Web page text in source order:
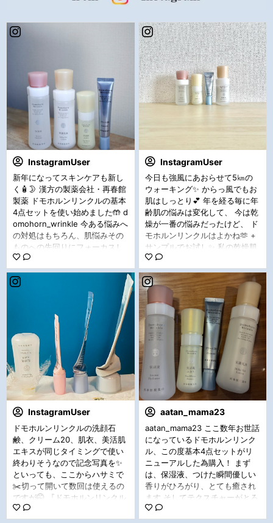
InstagramUser
新年になってスキンケアも新し
く🧴🌛 漢方の製薬会社・再春館
製薬 ドモホルンリンクルの基本
4点セットを使い始めました🤲 d
omohorn_wrinkle 今ある悩みへ
の対処はもちろん、肌悩みその
ものへの先回りにフォーカスし
て、肌体力を鍛える、ブランド
の根幹となる4ステップが12月1
8日にリニューアルされてさら
にパワーアップしたみたいなん
クスチャーがとっても良くて肌
馴染みが抜群◎ベタつかないの
にしっとりした使い心地。 クリ
ーム20は特に好きだった！ ハリ
が気になる人にはおすすめ！ 年
末年始でいつもより食べ過ぎた
り、夜更かししていたけど心強
かったよ！ むしろメイクのりも
良かった気が...💭 年齢とともに
きてスキンケア迷子だったの
で、同じようなお悩みの方は一
度お試ししてほしいです🫶 #PR
#ドモホルンリンクル #再春館製
薬所 #スキンケア #エイジング
ケア #コスメ #化粧水 #美容液
#クリーム #ドモ活 #新ドモ #リ
ニューアル
InstagramUser
今日も強風にあおらせて5㎞の
ウォーキング✨ からっ風でもお
肌はしっとり💕 年を経る毎に年
齢肌の悩みは変化して、 今は乾
燥が一番の悩みだったけど、 ド
モホルンリンクルはよかね🫶 +
サンプルでお試し✨ 私の乾燥肌
にぴったりで一日中しっとり🤭
肌トーンも上がった気がする☝️
+ 朝は仕事でお手当てが難しい
ので、 まずはハーフセットで夜
に集中🌙 + #プロモーション #
ドモ活 #ドモホルンリンクル #
はじめてのドモホルンリンクル
InstagramUser
ドモホルンリンクルの洗顔石
鹸、クリーム20、肌衣、美活肌
エキスが同じタイミングで使い
終わりそうなので記念写真を✨
といっても、ここからハサミで
✂️切って開いて数回は使えるの
ですが🤭 『ドモホルンリンクル
は高価』というイメージがある
ようですが、私の記憶の中で
aatan_mama23
aatan_mama23 ここ数年お世話
になっているドモホルンリンク
ル、この度基本4点セットがリ
ニューアルした為購入！ まず
は、保湿液、つけた瞬間優しい
香りがひろがり、とても癒され
ます そしてテクスチャーがとろ
みがあって、肌につけた時とて
も気持ちいい！ 従来の商品より